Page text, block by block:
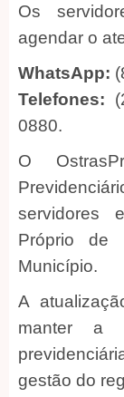
Os
agendar o
WhatsApp:
Telefones:
0880.
O
servidores
Próprio de
Município.
A
manter a
gestão do